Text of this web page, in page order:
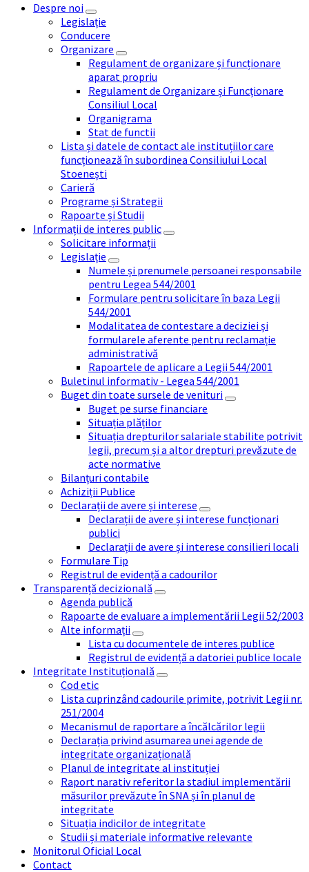
Despre noi
Legislație
Conducere
Organizare
Regulament de organizare și funcționare
aparat propriu
Regulament de Organizare și Funcționare
Consiliul Local
Organigrama
Stat de functii
Lista și datele de contact ale instituțiilor care
funcționează în subordinea Consiliului Local
Stoenești
Carieră
Programe și Strategii
Rapoarte și Studii
Informații de interes public
Solicitare informații
Legislație
Numele și prenumele persoanei responsabile
pentru Legea 544/2001
Formulare pentru solicitare în baza Legii
544/2001
Modalitatea de contestare a deciziei și
formularele aferente pentru reclamație
administrativă
Rapoartele de aplicare a Legii 544/2001
Buletinul informativ - Legea 544/2001
Buget din toate sursele de venituri
Buget pe surse financiare
Situația plăților
Situația drepturilor salariale stabilite potrivit
legii, precum și a altor drepturi prevăzute de
acte normative
Bilanțuri contabile
Achiziții Publice
Declarații de avere și interese
Declarații de avere și interese funcționari
publici
Declarații de avere și interese consilieri locali
Formulare Tip
Registrul de evidență a cadourilor
Transparență decizională
Agenda publică
Rapoarte de evaluare a implementării Legii 52/2003
Alte informații
Lista cu documentele de interes publice
Registrul de evidență a datoriei publice locale
Integritate Instituțională
Cod etic
Lista cuprinzând cadourile primite, potrivit Legii nr.
251/2004
Mecanismul de raportare a încălcărilor legii
Declarația privind asumarea unei agende de
integritate organizațională
Planul de integritate al instituției
Raport narativ referitor la stadiul implementării
măsurilor prevăzute în SNA și în planul de
integritate
Situația indicilor de integritate
Studii și materiale informative relevante
Monitorul Oficial Local
Contact